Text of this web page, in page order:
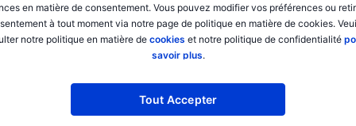
en matière de consentement. Vous pouvez modifier vos préférences ou
à tout moment via notre page de politique en matière de cookies.
notre politique en matière de cookies et notre politique de confidentialité
savoir plus.
Tout Accepter
XXXXXXX XXXXXXX